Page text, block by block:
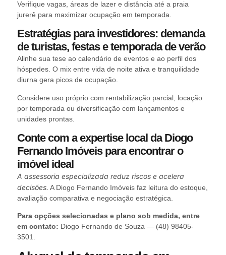
Verifique vagas, áreas de lazer e distância até a praia
jurerê para maximizar ocupação em temporada.
Estratégias para investidores: demanda
de turistas, festas e temporada de verão
Alinhe sua tese ao calendário de eventos e ao perfil dos
hóspedes. O mix entre vida de noite ativa e tranquilidade
diurna gera picos de ocupação.
Considere uso próprio com rentabilização parcial, locação
por temporada ou diversificação com lançamentos e
unidades prontas.
Conte com a expertise local da Diogo
Fernando Imóveis para encontrar o
imóvel ideal
A assessoria especializada reduz riscos e acelera
decisões. A Diogo Fernando Imóveis faz leitura do estoque,
avaliação comparativa e negociação estratégica.
Para opções selecionadas e plano sob medida, entre
em contato: Diogo Fernando de Souza — (48) 98405-
3501.